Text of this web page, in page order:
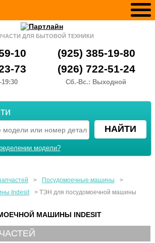
ДЛЯ БЫТОВОЙ ТЕХНИКИ
10
(925) 385-19-80
73
(926) 722-51-24
Сб.-Вс.: Выходной
модели?
> Посудомоечные машины
>
Indesit
> ТЭН для посудомоечной машины
МАШИНЫ INDESIT